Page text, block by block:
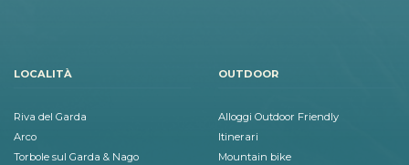
LOCALITÀ
Riva del Garda
Arco
Torbole sul Garda & Nago
OUTDOOR
Alloggi Outdoor Friendly
Itinerari
Mountain bike